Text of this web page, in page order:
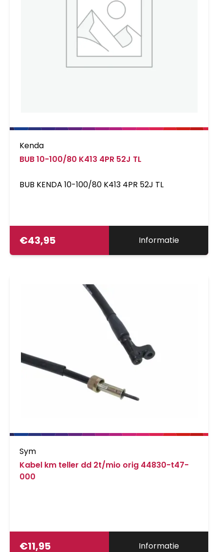
Kenda
BUB 10-100/80 K413 4PR 52J TL
BUB KENDA 10-100/80 K413 4PR 52J TL
€43,95 Informatie
Sym
Kabel km teller dd 2t/mio orig 44830-t47-
000
€11,95 Informatie